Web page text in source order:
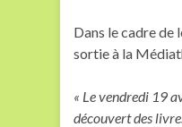
Dans le cadre de
sortie à la
« Le vendredi 19
découvert des